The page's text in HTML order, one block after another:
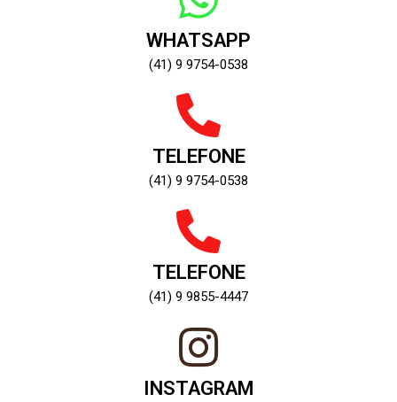
WHATSAPP
(41) 9 9754-0538
TELEFONE
(41) 9 9754-0538
TELEFONE
(41) 9 9855-4447
INSTAGRAM